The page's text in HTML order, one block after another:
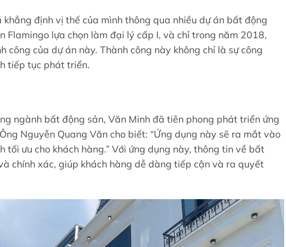
định vị thế của mình thông qua nhiều dự án bất động
Flamingo lựa chọn làm đại lý cấp I, và chỉ trong năm 2018,
của dự án này. Thành công này không chỉ là sự công
tiếp tục phát triển.
ngành bất động sản, Văn Minh đã tiên phong phát triển ứng
Nguyễn Quang Văn cho biết: “Ứng dụng này sẽ ra mắt vào
ưu cho khách hàng.” Với ứng dụng này, thông tin về bất
chính xác, giúp khách hàng dễ dàng tiếp cận và ra quyết